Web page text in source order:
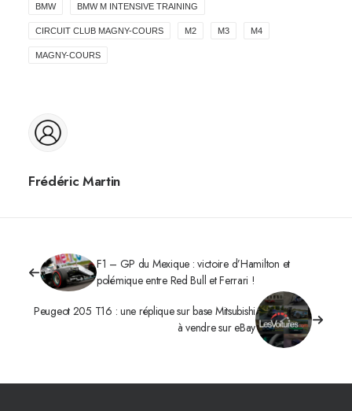
BMW BMW M INTENSIVE TRAINING
CIRCUIT CLUB MAGNY-COURS M2 M3 M4
MAGNY-COURS
Frédéric Martin
F1 – GP du Mexique : victoire d’Hamilton et
polémique entre Red Bull et Ferrari !
Peugeot 205 T16 : une réplique sur base Mitsubishi
à vendre sur eBay